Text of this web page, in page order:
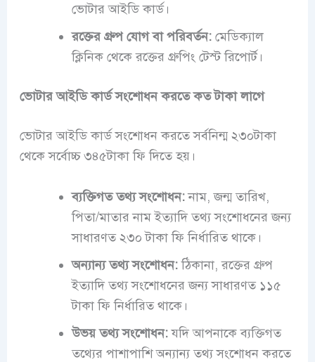
ভোটার আইডি কার্ড।
রক্তের গ্রুপ যোগ বা পরিবর্তন:মেডিক্যাল
ক্লিনিক থেকে রক্তের গ্রুপিং টেস্ট রিপোর্ট।
ভোটার আইডি কার্ড সংশোধন করতে কত টাকা লাগে
ভোটার আইডি কার্ড সংশোধন করতে সর্বনিন্ম ২৩০টাকা
থেকে সর্বোচ্চ ৩৪৫টাকা ফি দিতে হয়।
ব্যক্তিগত তথ্য সংশোধন:নাম, জন্ম তারিখ,
পিতা/মাতার নাম ইত্যাদি তথ্য সংশোধনের জন্য
সাধারণত ২৩০ টাকা ফি নির্ধারিত থাকে।
অন্যান্য তথ্য সংশোধন:ঠিকানা, রক্তের গ্রুপ
ইত্যাদি তথ্য সংশোধনের জন্য সাধারণত ১১৫
টাকা ফি নির্ধারিত থাকে।
উভয় তথ্য সংশোধন:যদি আপনাকে ব্যক্তিগত
তথ্যের পাশাপাশি অন্যান্য তথ্য সংশোধন করতে